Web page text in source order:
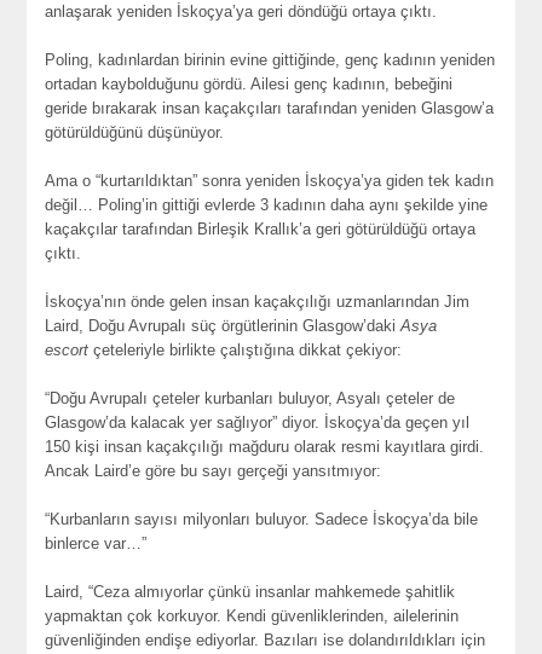
anlaşarak yeniden İskoçya’ya geri döndüğü ortaya çıktı.
Poling, kadınlardan birinin evine gittiğinde, genç kadının yeniden
ortadan kaybolduğunu gördü. Ailesi genç kadının, bebeğini
geride bırakarak insan kaçakçıları tarafından yeniden Glasgow’a
götürüldüğünü düşünüyor.
Ama o “kurtarıldıktan” sonra yeniden İskoçya’ya giden tek kadın
değil… Poling’in gittiği evlerde 3 kadının daha aynı şekilde yine
kaçakçılar tarafından Birleşik Krallık’a geri götürüldüğü ortaya
çıktı.
İskoçya’nın önde gelen insan kaçakçılığı uzmanlarından Jim
Laird, Doğu Avrupalı süç örgütlerinin Glasgow’dakiAsya
escort çeteleriyle birlikte çalıştığına dikkat çekiyor:
“Doğu Avrupalı çeteler kurbanları buluyor, Asyalı çeteler de
Glasgow’da kalacak yer sağlıyor” diyor. İskoçya’da geçen yıl
150 kişi insan kaçakçılığı mağduru olarak resmi kayıtlara girdi.
Ancak Laird’e göre bu sayı gerçeği yansıtmıyor:
“Kurbanların sayısı milyonları buluyor. Sadece İskoçya’da bile
binlerce var…”
Laird, “Ceza almıyorlar çünkü insanlar mahkemede şahitlik
yapmaktan çok korkuyor. Kendi güvenliklerinden, ailelerinin
güvenliğinden endişe ediyorlar. Bazıları ise dolandırıldıkları için